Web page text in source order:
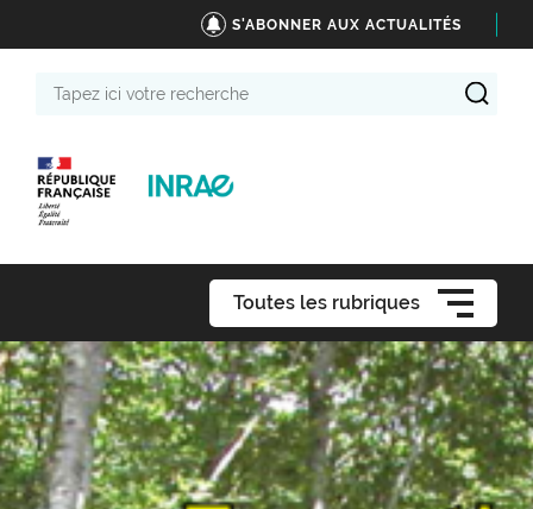
S'ABONNER AUX ACTUALITÉS
Toutes les rubriques